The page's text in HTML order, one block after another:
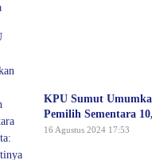
KPU Sumut
Pemilih Sementara
Artinya untuk Pilkada
16 Agustus 2024 17:53